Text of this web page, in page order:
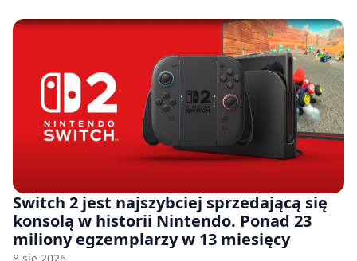
Switch 2 jest najszybciej sprzedającą się
konsolą w historii Nintendo. Ponad 23
miliony egzemplarzy w 13 miesięcy